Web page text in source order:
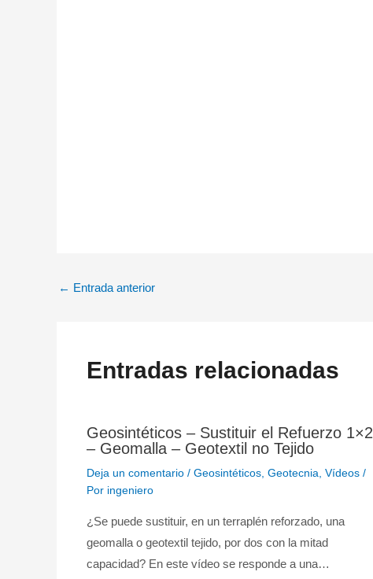
← Entrada anterior
Entradas relacionadas
Geosintéticos – Sustituir el Refuerzo 1×2
– Geomalla – Geotextil no Tejido
Deja un comentario / Geosintéticos, Geotecnia Vídeos/
Por ingeniero
¿Se puede sustituir, en un terraplén reforzado, una
geomalla o geotextil tejido, por dos con la mitad
capacidad? En este vídeo se responde a una…